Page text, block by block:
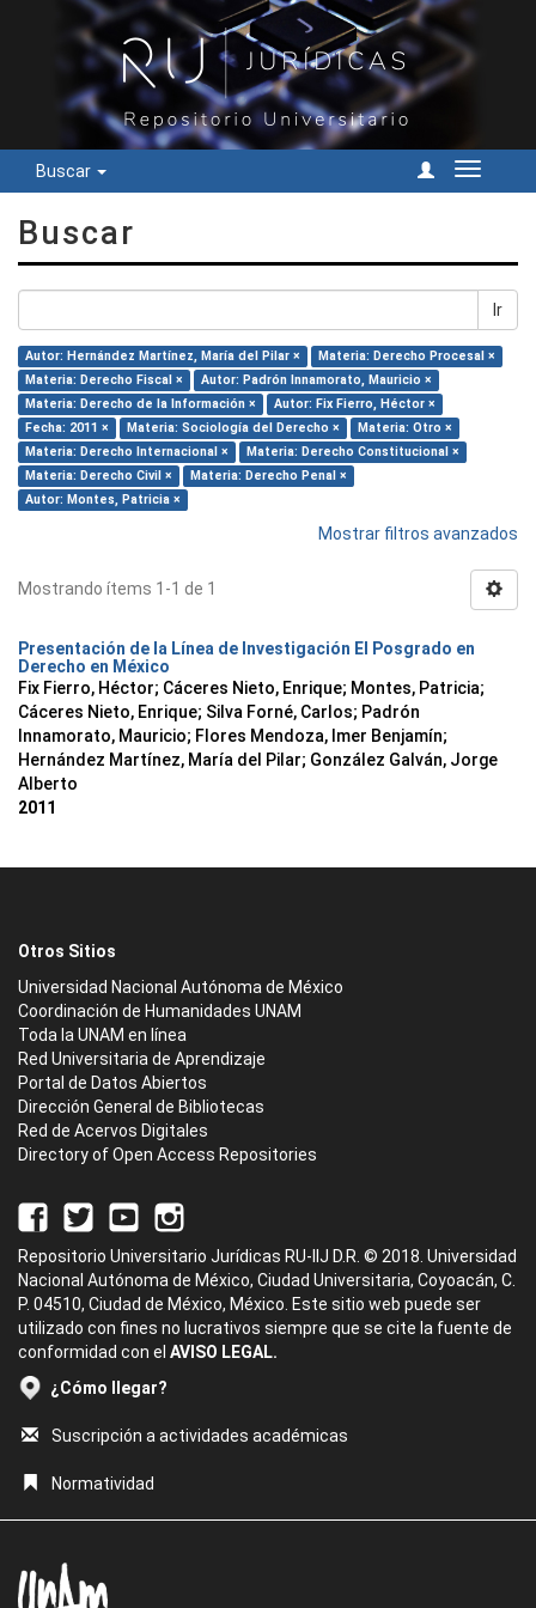
Buscar
Cambiar
Buscar
Ir
Autor: Hernández Martínez, María del Pilar ×
Materia: Derecho Procesal ×
Materia: Derecho Fiscal ×
Autor: Padrón Innamorato, Mauricio ×
Materia: Derecho de la Información ×
Autor: Fix Fierro, Héctor ×
Fecha: 2011 ×
Materia: Sociología del Derecho ×
Materia: Otro ×
Materia: Derecho Internacional ×
Materia: Derecho Constitucional ×
Materia: Derecho Civil ×
Materia: Derecho Penal ×
Autor: Montes, Patricia ×
Mostrar filtros avanzados
Mostrando ítems 1-1 de 1
Presentación de la Línea de Investigación El Posgrado en
Derecho en México
Fix Fierro, Héctor; Cáceres Nieto, Enrique; Montes, Patricia;
Cáceres Nieto, Enrique; Silva Forné, Carlos; Padrón
Innamorato, Mauricio; Flores Mendoza, Imer Benjamín;
Hernández Martínez, María del Pilar; González Galván, Jorge
Alberto
2011
Otros Sitios
Universidad Nacional Autónoma de México
Coordinación de Humanidades UNAM
Toda la UNAM en línea
Red Universitaria de Aprendizaje
Portal de Datos Abiertos
Dirección General de Bibliotecas
Red de Acervos Digitales
Directory of Open Access Repositories
Repositorio Universitario Jurídicas RU-IIJ D.R. © 2018. Universidad
Nacional Autónoma de México, Ciudad Universitaria, Coyoacán, C.
P. 04510, Ciudad de México, México. Este sitio web puede ser
utilizado con fines no lucrativos siempre que se cite la fuente de
conformidad con el AVISO LEGAL.
¿Cómo llegar?
Suscripción a actividades académicas
Normatividad